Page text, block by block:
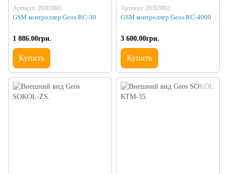
Артикул: 20303001
GSM контроллер Geos RC-30
1 886.00грн.
Купить
Артикул: 20303002
GSM контроллер Geos RC-4000
3 600.00грн.
Купить